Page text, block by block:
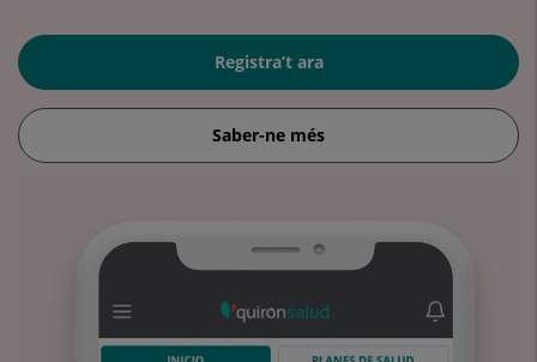
Registra’t ara
Saber-ne més